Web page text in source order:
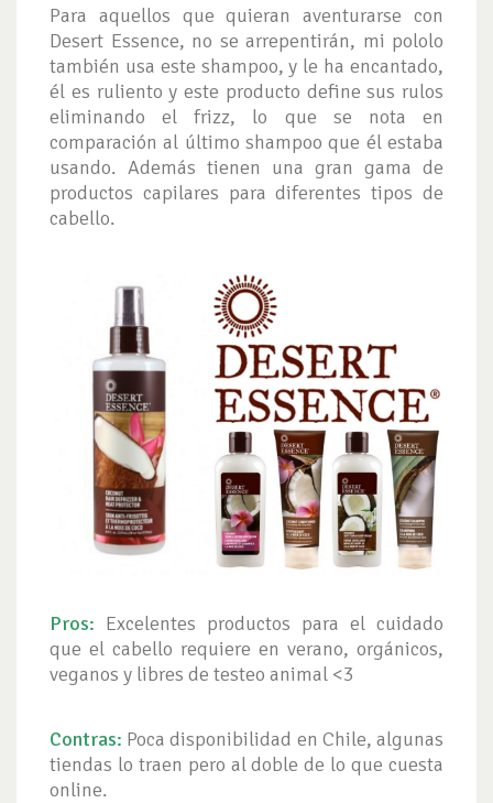
Para aquellos que quieran aventurarse con
Desert Essence, no se arrepentirán, mi pololo
también usa este shampoo, y le ha encantado,
él es ruliento y este producto define sus rulos
eliminando el frizz, lo que se nota en
comparación al último shampoo que él estaba
usando. Además tienen una gran gama de
productos capilares para diferentes tipos de
cabello.
Pros: Excelentes productos para el cuidado
que el cabello requiere en verano, orgánicos,
veganos y libres de testeo animal <3
Contras: Poca disponibilidad en Chile, algunas
tiendas lo traen pero al doble de lo que cuesta
online.